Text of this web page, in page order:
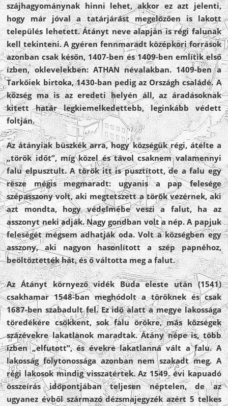
szájhagyománynak hinni lehet, akkor ez azt jelenti,
hogy már jóval a tatárjárást megelőzően is lakott
település lehetett. Átányt neve alapján is régi falunak
kell tekinteni. A gyéren fennmaradt középkori források
azonban csak későn, 1407-ben és 1409-ben említik első
ízben, oklevelekben: ATHAN névalakban. 1409-ben a
Tarkőiek birtoka, 1430-ban pedig az Országh családé. A
község ma is az eredeti helyén áll, az áradásoknak
kitett határ legkiemelkedettebb, leginkább védett
foltján.
Az átányiak büszkék arra, hogy községük régi, átélte a
„török időt”, míg közel és távol csaknem valamennyi
falu elpusztult. A török itt is pusztított, de a falu egy
része mégis megmaradt: ugyanis a pap felesége
szépasszony volt, aki megtetszett a török vezérnek, aki
azt mondta, hogy védelmébe veszi a falut, ha az
asszonyt neki adják. Nagy gondban volt a nép. A papjuk
feleségét mégsem adhatják oda. Volt a községben egy
asszony, aki nagyon hasonlított a szép papnéhoz,
beöltöztették hát, és ő váltotta meg a falut.
Az Átányt környező vidék Buda eleste után (1541)
csakhamar 1548-ban meghódolt a töröknek és csak
1687-ben szabadult fel. Ez idő alatt a megye lakossága
töredékére csökkent, sok falu örökre, más községek
százévekre lakatlanok maradtak. Átány népe is, több
ízben „elfutott”, és évekre lakatlanná vált a falu. A
lakosság folytonossága azonban nem szakadt meg. A
régi lakosok mindig visszatértek. Az 1549. évi kapuadó
összeírás időpontjában teljesen néptelen, de az
ugyanez évből származó dézsmajegyzék azért 5 telkes